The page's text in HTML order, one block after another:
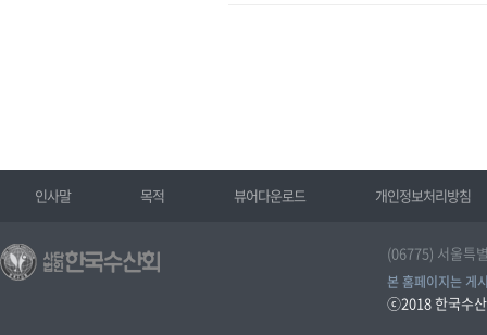
인사말 목적 뷰어다운로드 개인정보처리방침
(06775) 서울특
본 홈페이지는 게
ⓒ2018한국수